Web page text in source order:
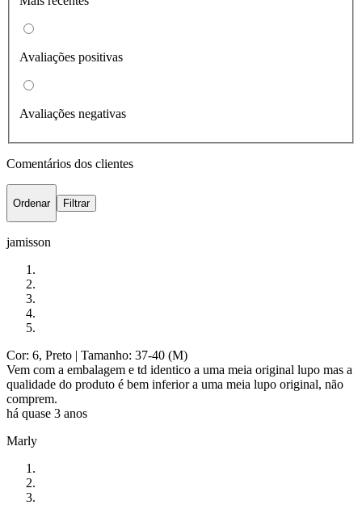
Avaliações positivas
Avaliações negativas
Comentários dos clientes
Ordenar Filtrar
jamisson
Cor: 6, Preto | Tamanho: 37-40 (M)
Vem com a embalagem e td identico a uma meia original lupo mas a
qualidade do produto é bem inferior a uma meia lupo original, não
comprem.
há quase 3 anos
Marly